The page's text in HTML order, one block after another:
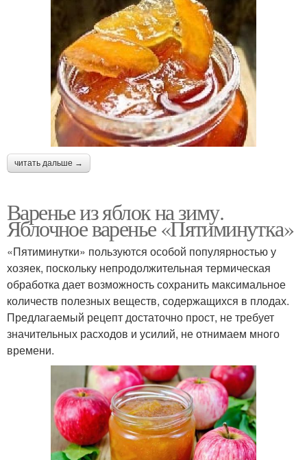
читать дальше →
Варенье из яблок на зиму.
Яблочное варенье «Пятиминутка»
«Пятиминутки» пользуются особой популярностью у
хозяек, поскольку непродолжительная термическая
обработка дает возможность сохранить максимальное
количеств полезных веществ, содержащихся в плодах.
Предлагаемый рецепт достаточно прост, не требует
значительных расходов и усилий, не отнимаем много
времени.